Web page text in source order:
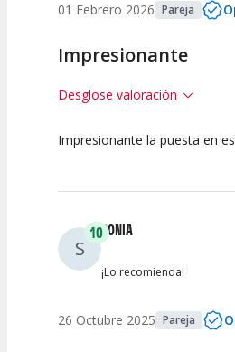
01 Febrero 2026 Pareja
Impresionante
Desglose valoración
10
Espectáculo
10
Escena
Impresionante la puesta en
S
10SONIA
¡Lo recomienda!
26 Octubre 2025 Pareja